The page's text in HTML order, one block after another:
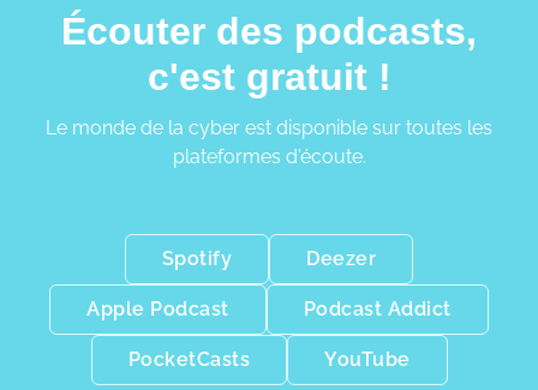
Écouter des podcasts,
c'est gratuit !
Le monde de la cyber est disponible sur toutes les
plateformes d'écoute.
Spotify Deezer
Apple Podcast Podcast Addict
PocketCasts YouTube